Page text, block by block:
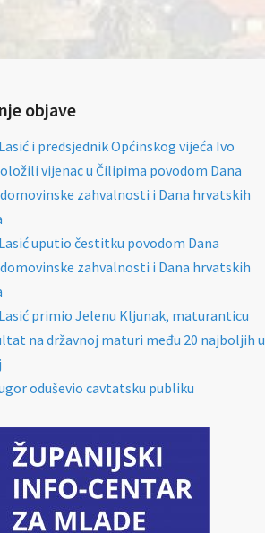
objave
i predsjednik Općinskog vijeća Ivo
vijenac u Čilipima povodom Dana
zahvalnosti i Dana hrvatskih
uputio čestitku povodom Dana
zahvalnosti i Dana hrvatskih
primio Jelenu Kljunak, maturanticu
na državnoj maturi među 20 najboljih u
oduševio cavtatsku publiku